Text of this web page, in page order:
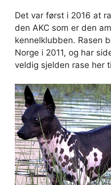
Det var først i 2016 at
den AKC som er den
kennelklubben. Rasen
Norge i 2011, og har
veldig sjelden rase her